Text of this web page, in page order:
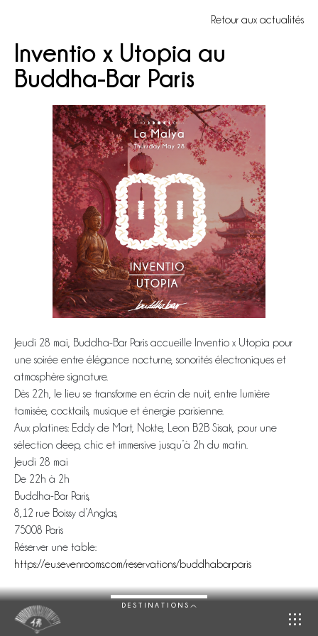
DESTINATIONS
Retour aux actualités
Inventio x Utopia au
Buddha-Bar Paris
Jeudi 28 mai, Buddha-Bar Paris accueille Inventio x Utopia pour
une soirée entre élégance nocturne, sonorités électroniques et
atmosphère signature.
Dès 22h, le lieu se transforme en écrin de nuit, entre lumière
tamisée, cocktails, musique et énergie parisienne.
Aux platines: Eddy de Mart, Nokte, Leon B2B Sisak, pour une
sélection deep, chic et immersive jusqu’à 2h du matin.
Jeudi 28 mai
De 22h à 2h
Buddha-Bar Paris,
8,12 rue Boissy d’Anglas,
75008 Paris
Réserver une table:
https://eu.sevenrooms.com/reservations/buddhabarparis